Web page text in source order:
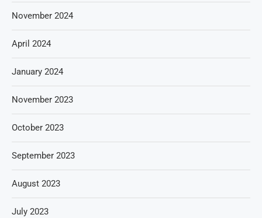
November 2024
April 2024
January 2024
November 2023
October 2023
September 2023
August 2023
July 2023